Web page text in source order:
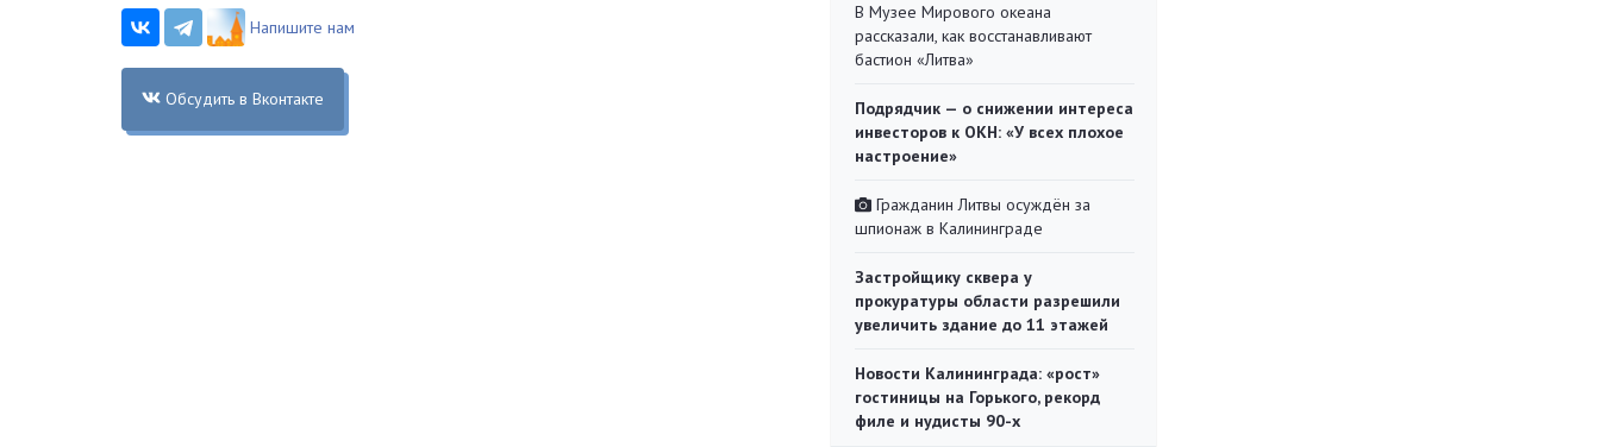
Напишите нам
Обсудить в Вконтакте
В Музее Мирового океана
рассказали, как восстанавливают
бастион «Литва»
Подрядчик — о снижении интереса
инвесторов к ОКН: «У всех плохое
настроение»
Гражданин Литвы осуждён за
шпионаж в Калининграде
Застройщику сквера у
прокуратуры области разрешили
увеличить здание до 11 этажей
Новости Калининграда: «рост»
гостиницы на Горького, рекорд
филе и нудисты 90-х